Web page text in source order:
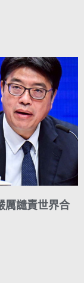
厲譴責世界合